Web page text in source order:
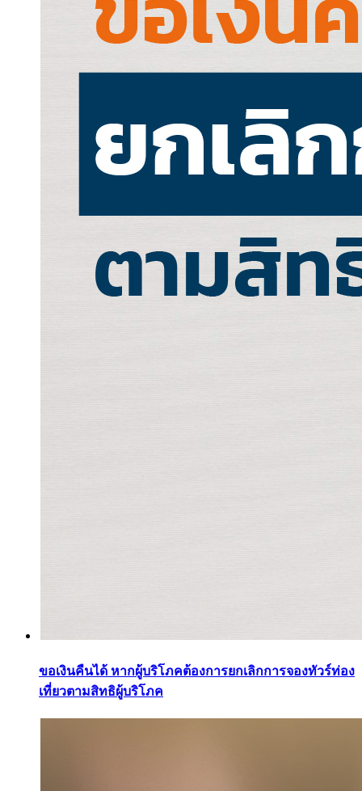
ขอเงินคืนได้ หากผู้บริโภคต้องการยกเลิกการจองทัวร์ท่อง
เที่ยวตามสิทธิผู้บริโภค